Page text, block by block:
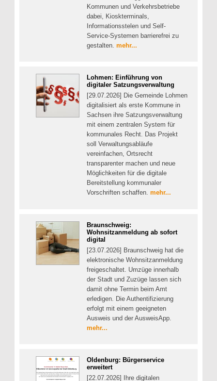
Kommunen und Verkehrsbetriebe
dabei, Kioskterminals,
Informationsstelen und Self-
Service-Systemen barrierefrei zu
gestalten. mehr...
Lohmen: Einführung von
digitaler Satzungsverwaltung
[29.07.2026] Die Gemeinde Lohmen
digitalisiert als erste Kommune in
Sachsen ihre Satzungsverwaltung
mit einem zentralen System für
kommunales Recht. Das Projekt
soll Verwaltungsabläufe
vereinfachen, Ortsrecht
transparenter machen und neue
Möglichkeiten für die digitale
Bereitstellung kommunaler
Vorschriften schaffen. mehr...
Braunschweig:
Wohnsitzanmeldung ab sofort
digital
[23.07.2026] Braunschweig hat die
elektronische Wohnsitzanmeldung
freigeschaltet. Umzüge innerhalb
der Stadt und Zuzüge lassen sich
damit ohne Termin beim Amt
erledigen. Die Authentifizierung
erfolgt mit einem geeigneten
Ausweis und der AusweisApp.
mehr...
Oldenburg: Bürgerservice
erweitert
[22.07.2026] Ihre digitalen